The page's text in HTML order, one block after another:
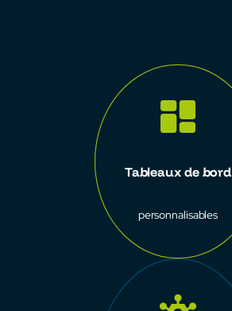
Tableaux de bord
personnalisables